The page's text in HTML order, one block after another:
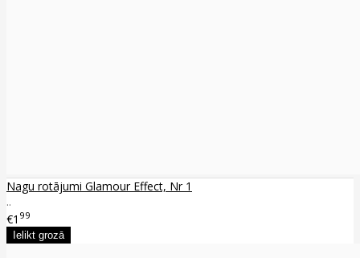
Nagu rotājumi Glamour Effect, Nr 1
..
€1 99